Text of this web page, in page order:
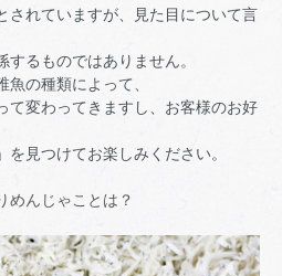
されていますが、見た目について言
るものではありません。
の種類によって、
て変わってきますし、お客様のお好
見つけてお楽しみください。
めんじゃことは？